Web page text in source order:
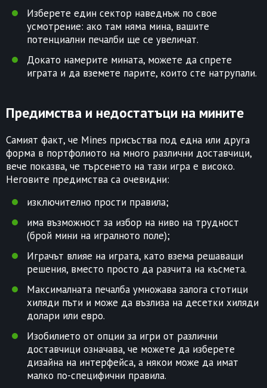
Изберете един сектор наведнъж по свое
усмотрение: ако там няма мина, вашите
потенциални печалби ще се увеличат.
Докато намерите мината, можете да спрете
играта и да вземете парите, които сте натрупали.
Предимства и недостатъци на мините
Самият факт, че Mines присъства под една или друга
форма в портфолиото на много различни доставчици,
вече показва, че търсенето на тази игра е високо.
Неговите предимства са очевидни:
изключително прости правила;
има възможност за избор на ниво на трудност
(брой мини на игралното поле);
Играчът влияе на играта, като взема решаващи
решения, вместо просто да разчита на късмета.
Максималната печалба умножава залога стотици
хиляди пъти и може да възлиза на десетки хиляди
долари или евро.
Изобилието от опции за игри от различни
доставчици означава, че можете да изберете
дизайна на интерфейса, а някои може да имат
малко по-специфични правила.